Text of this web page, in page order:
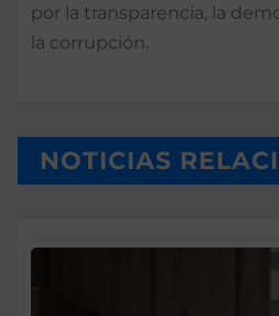
por la transparencia, la
la corrupción.
NOTICIAS